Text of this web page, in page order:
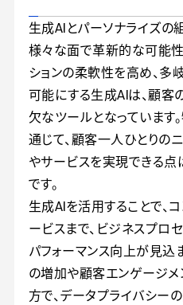
生成AIとパーソナライズの
様々な面で革新的な可能性
ションの柔軟性を高め、多
可能にする生成AIは、顧客
欠なツールとなっています
通じて、顧客一人ひとりの
やサービスを実現できる点
です。
生成AIを活用することで、
ービスまで、ビジネスプロ
パフォーマンス向上が見込
の増加や顧客エンゲージ
方で、データプライバシー